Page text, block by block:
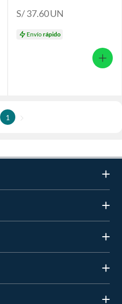
S/ 37.60UN
Envíorápido
1